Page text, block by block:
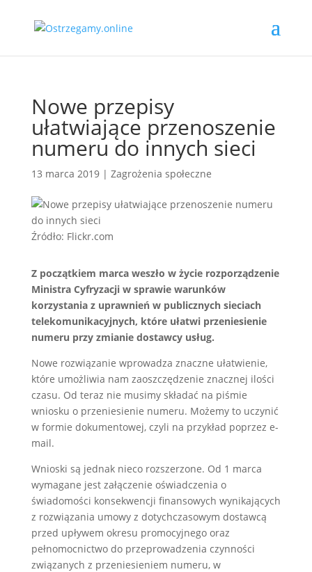
Nowe przepisy
ułatwiające przenoszenie
numeru do innych sieci
13 marca 2019| Zagrożenia społeczne
Źródło: Flickr.com
Z początkiem marca weszło w życie rozporządzenie
Ministra Cyfryzacji w sprawie warunków
korzystania z uprawnień w publicznych sieciach
telekomunikacyjnych, które ułatwi przeniesienie
numeru przy zmianie dostawcy usług.
Nowe rozwiązanie wprowadza znaczne ułatwienie,
które umożliwia nam zaoszczędzenie znacznej ilości
czasu. Od teraz nie musimy składać na piśmie
wniosku o przeniesienie numeru. Możemy to uczynić
w formie dokumentowej, czyli na przykład poprzez e-
mail.
Wnioski są jednak nieco rozszerzone. Od 1 marca
wymagane jest załączenie oświadczenia o
świadomości konsekwencji finansowych wynikających
z rozwiązania umowy z dotychczasowym dostawcą
przed upływem okresu promocyjnego oraz
pełnomocnictwo do przeprowadzenia czynności
związanych z przeniesieniem numeru, w